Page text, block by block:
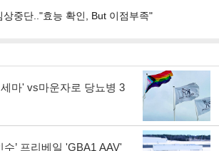
상중단.."효능 확인, But 이점부족"
마' vs마운자로 당뇨병 3
수’ 프리베일 'GBA1 AAV'